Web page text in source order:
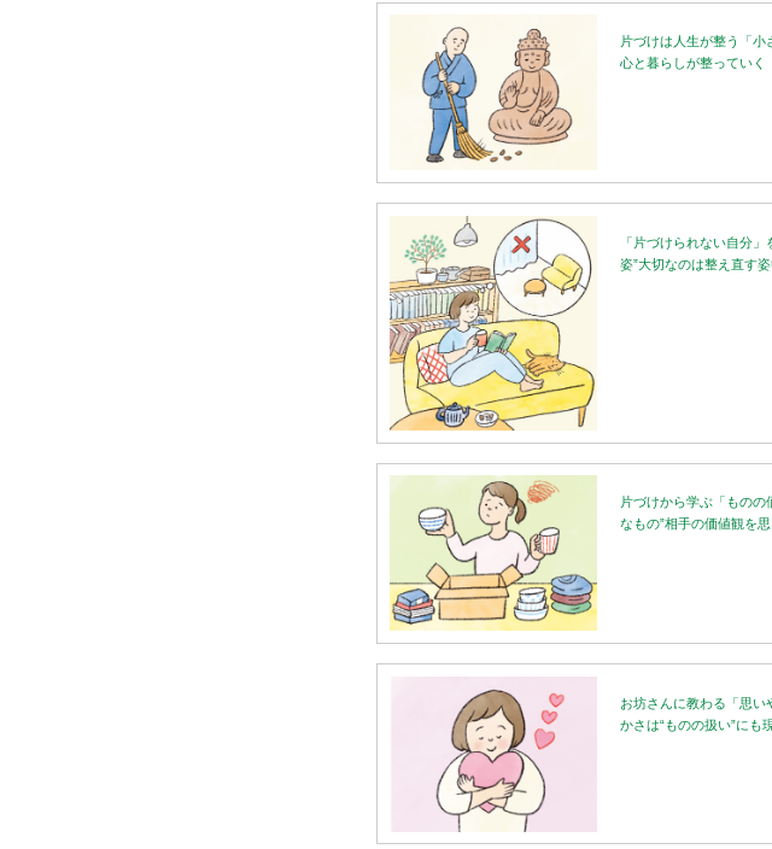
片づけは人生が整う「小
心と暮らしが整っていく
「片づけられない自分
姿”大切なのは整え直す
片づけから学ぶ「ものの
なもの”相手の価値観を
お坊さんに教わる「思い
かさは“ものの扱い”にも